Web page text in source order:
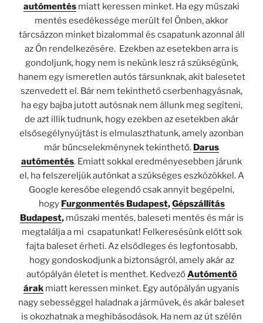
autómentés miatt keressen minket. Ha egy műszaki
mentés esedékessége merült fel Önben, akkor
tárcsázzon minket bizalommal és csapatunk azonnal áll
az Ön rendelkezésére. Ezekben az esetekben arra is
gondoljunk, hogy nem is nekünk lesz rá szükségünk,
hanem egy ismeretlen autós társunknak, akit balesetet
szenvedett el. Bár nem tekinthető cserbenhagyásnak,
ha egy bajba jutott autósnak nem állunk meg segíteni,
de azt illik tudnunk, hogy ezekben az esetekben akár
elsősegélynyújtást is elmulaszthatunk, amely azonban
már bűncselekménynek tekinthető. Darus
autómentés. Emiatt sokkal eredményesebben járunk
el, ha felszereljük autónkat a szükséges eszközökkel. A
Google keresőbe elegendő csak annyit begépelni,
hogy Furgonmentés Budapest,Gépszállítás
Budapest,műszaki mentés, baleseti mentés és már is
megtalálja a mi csapatunkat! Felkeresésünk előtt sok
fajta baleset érheti. Az elsődleges és legfontosabb,
hogy gondoskodjunk a biztonságról, amely akár az
autópályán életet is menthet. KedvezőAutómentő
árak miatt keressen minket. Egy autópályán ugyanis
nagy sebességgel haladnak a járművek, és akár baleset
is okozhatnak a meghibásodások. Ha nem az út szélén